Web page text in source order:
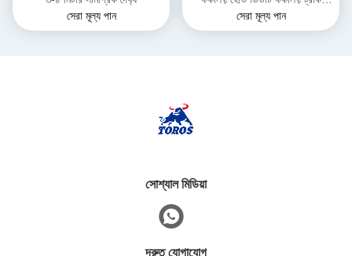
সেরা মূল্য পান
গুদামের জন্য
সেরা মূল্য পান
সোশ্যাল মিডিয়া
দ্রুত যোগাযোগ